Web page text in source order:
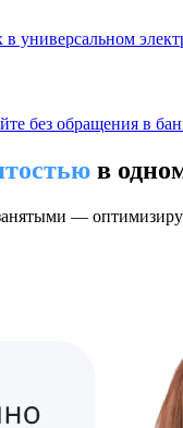
универсальном
без обращения в
в
—